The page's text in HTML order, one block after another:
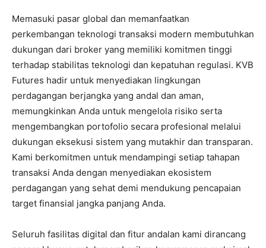
Memasuki pasar global dan memanfaatkan
perkembangan teknologi transaksi modern membutuhkan
dukungan dari broker yang memiliki komitmen tinggi
terhadap stabilitas teknologi dan kepatuhan regulasi. KVB
Futures hadir untuk menyediakan lingkungan
perdagangan berjangka yang andal dan aman,
memungkinkan Anda untuk mengelola risiko serta
mengembangkan portofolio secara profesional melalui
dukungan eksekusi sistem yang mutakhir dan transparan.
Kami berkomitmen untuk mendampingi setiap tahapan
transaksi Anda dengan menyediakan ekosistem
perdagangan yang sehat demi mendukung pencapaian
target finansial jangka panjang Anda.
Seluruh fasilitas digital dan fitur andalan kami dirancang